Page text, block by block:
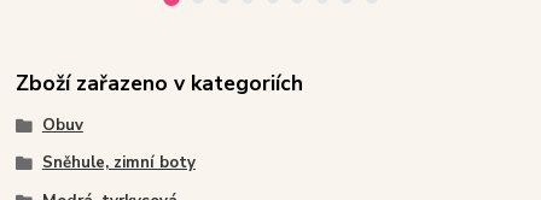
Zboží zařazeno v kategoriích
Obuv
Sněhule, zimní boty